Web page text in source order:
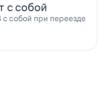
с собой
с собой при переезде